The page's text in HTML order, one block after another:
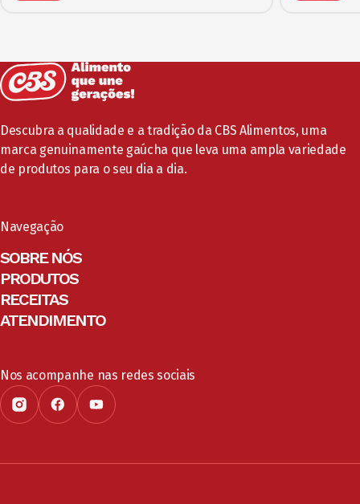
Descubra a qualidade e a tradição da CBS Alimentos, uma
marca genuinamente gaúcha que leva uma ampla variedade
de produtos para o seu dia a dia.
Navegação
SOBRE NÓS
PRODUTOS
RECEITAS
ATENDIMENTO
Nos acompanhe nas redes sociais